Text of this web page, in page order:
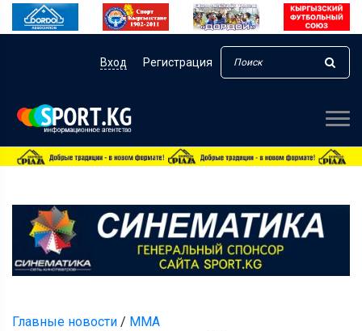
Вход Регистрация
Главные новости / ММА